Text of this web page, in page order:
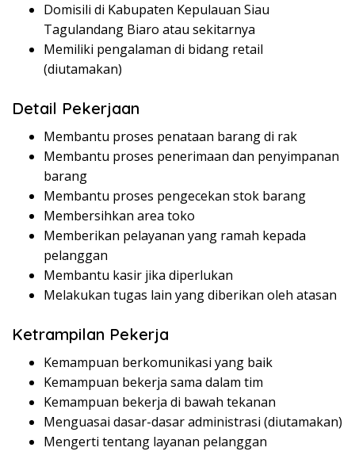
Domisili di Kabupaten Kepulauan Siau
Tagulandang Biaro atau sekitarnya
Memiliki pengalaman di bidang retail
(diutamakan)
Detail Pekerjaan
Membantu proses penataan barang di rak
Membantu proses penerimaan dan penyimpanan
barang
Membantu proses pengecekan stok barang
Membersihkan area toko
Memberikan pelayanan yang ramah kepada
pelanggan
Membantu kasir jika diperlukan
Melakukan tugas lain yang diberikan oleh atasan
Ketrampilan Pekerja
Kemampuan berkomunikasi yang baik
Kemampuan bekerja sama dalam tim
Kemampuan bekerja di bawah tekanan
Menguasai dasar-dasar administrasi (diutamakan)
Mengerti tentang layanan pelanggan